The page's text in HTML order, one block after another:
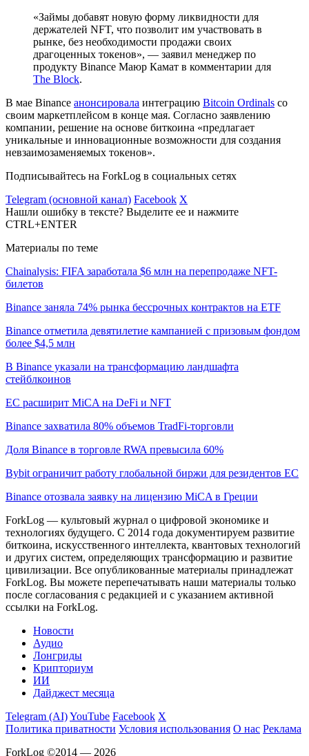
«Займы добавят новую форму ликвидности для
держателей NFT, что позволит им участвовать в
рынке, без необходимости продажи своих
драгоценных токенов», — заявил менеджер по
продукту Binance Маюр Камат в комментарии для
The Block.
В мае Binance анонсировала интеграцию Bitcoin Ordinals cо
своим маркетплейсом в конце мая. Согласно заявлению
компании, решение на основе биткоина «предлагает
уникальные и инновационные возможности для создания
невзаимозаменяемых токенов».
Подписывайтесь на ForkLog в социальных сетях
Telegram (основной канал) Facebook X
Нашли ошибку в тексте? Выделите ее и нажмите
CTRL+ENTER
Материалы по теме
Chainalysis: FIFA заработала $6 млн на перепродаже NFT-
билетов
Binance заняла 74% рынка бессрочных контрактов на ETF
Binance отметила девятилетие кампанией с призовым фондом
более $4,5 млн
В Binance указали на трансформацию ландшафта
стейблкоинов
ЕС расширит MiCA на DeFi и NFT
Binance захватила 80% объемов TradFi-торговли
Доля Binance в торговле RWA превысила 60%
Bybit ограничит работу глобальной биржи для резидентов ЕС
Binance отозвала заявку на лицензию MiCA в Греции
ForkLog — культовый журнал о цифровой экономике и
технологиях будущего. С 2014 года документируем развитие
биткоина, искусственного интеллекта, квантовых технологий
и других систем, определяющих трансформацию и развитие
цивилизации. Все опубликованные материалы принадлежат
ForkLog. Вы можете перепечатывать наши материалы только
после согласования с редакцией и с указанием активной
ссылки на ForkLog.
Новости
Аудио
Лонгриды
Крипториум
ИИ
Дайджест месяца
Telegram (AI)YouTube Facebook X
Политика приватности Условия использования О нас Реклама
ForkLog ©2014 — 2026